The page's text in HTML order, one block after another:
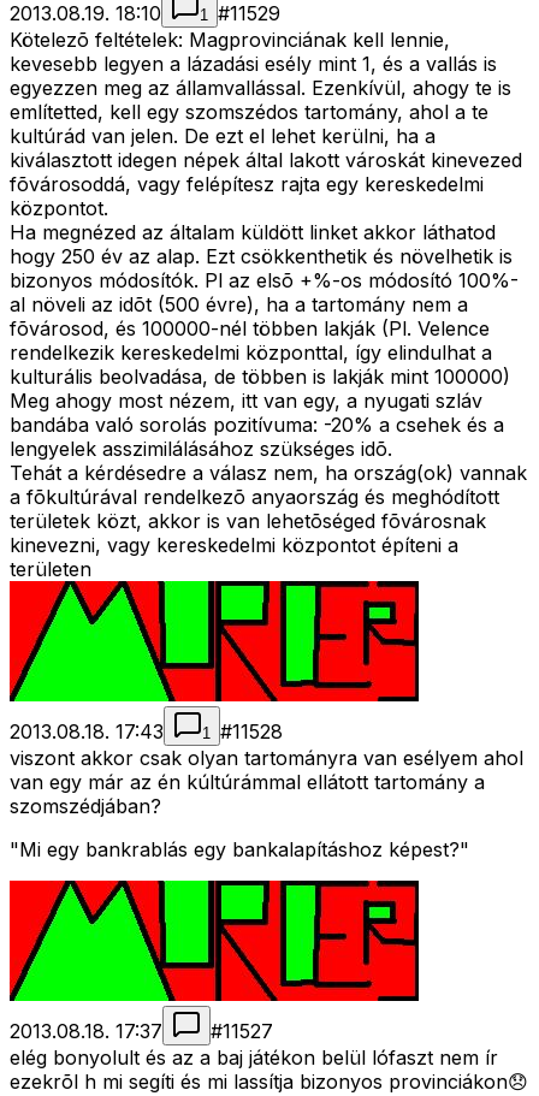
2013.08.19. 18:10
1 #11529
Kötelezõ feltételek: Magprovinciának kell lennie,
kevesebb legyen a lázadási esély mint 1, és a vallás is
egyezzen meg az államvallással. Ezenkívül, ahogy te is
említetted, kell egy szomszédos tartomány, ahol a te
kultúrád van jelen. De ezt el lehet kerülni, ha a
kiválasztott idegen népek által lakott városkát kinevezed
fõvárosoddá, vagy felépítesz rajta egy kereskedelmi
központot.
Ha megnézed az általam küldött linket akkor láthatod
hogy 250 év az alap. Ezt csökkenthetik és növelhetik is
bizonyos módosítók. Pl az elsõ +%-os módosító 100%-
al növeli az idõt (500 évre), ha a tartomány nem a
fõvárosod, és 100000-nél többen lakják (Pl. Velence
rendelkezik kereskedelmi központtal, így elindulhat a
kulturális beolvadása, de többen is lakják mint 100000)
Meg ahogy most nézem, itt van egy, a nyugati szláv
bandába való sorolás pozitívuma: -20% a csehek és a
lengyelek asszimilálásához szükséges idõ.
Tehát a kérdésedre a válasz nem, ha ország(ok) vannak
a fõkultúrával rendelkezõ anyaország és meghódított
területek közt, akkor is van lehetõséged fõvárosnak
kinevezni, vagy kereskedelmi központot építeni a
területen
2013.08.18. 17:43 1 #11528
viszont akkor csak olyan tartományra van esélyem ahol
van egy már az én kúltúrámmal ellátott tartomány a
szomszédjában?
"Mi egy bankrablás egy bankalapításhoz képest?"
2013.08.18. 17:37 #11527
elég bonyolult és az a baj játékon belül lófaszt nem ír
ezekrõl h mi segíti és mi lassítja bizonyos provinciákon😞